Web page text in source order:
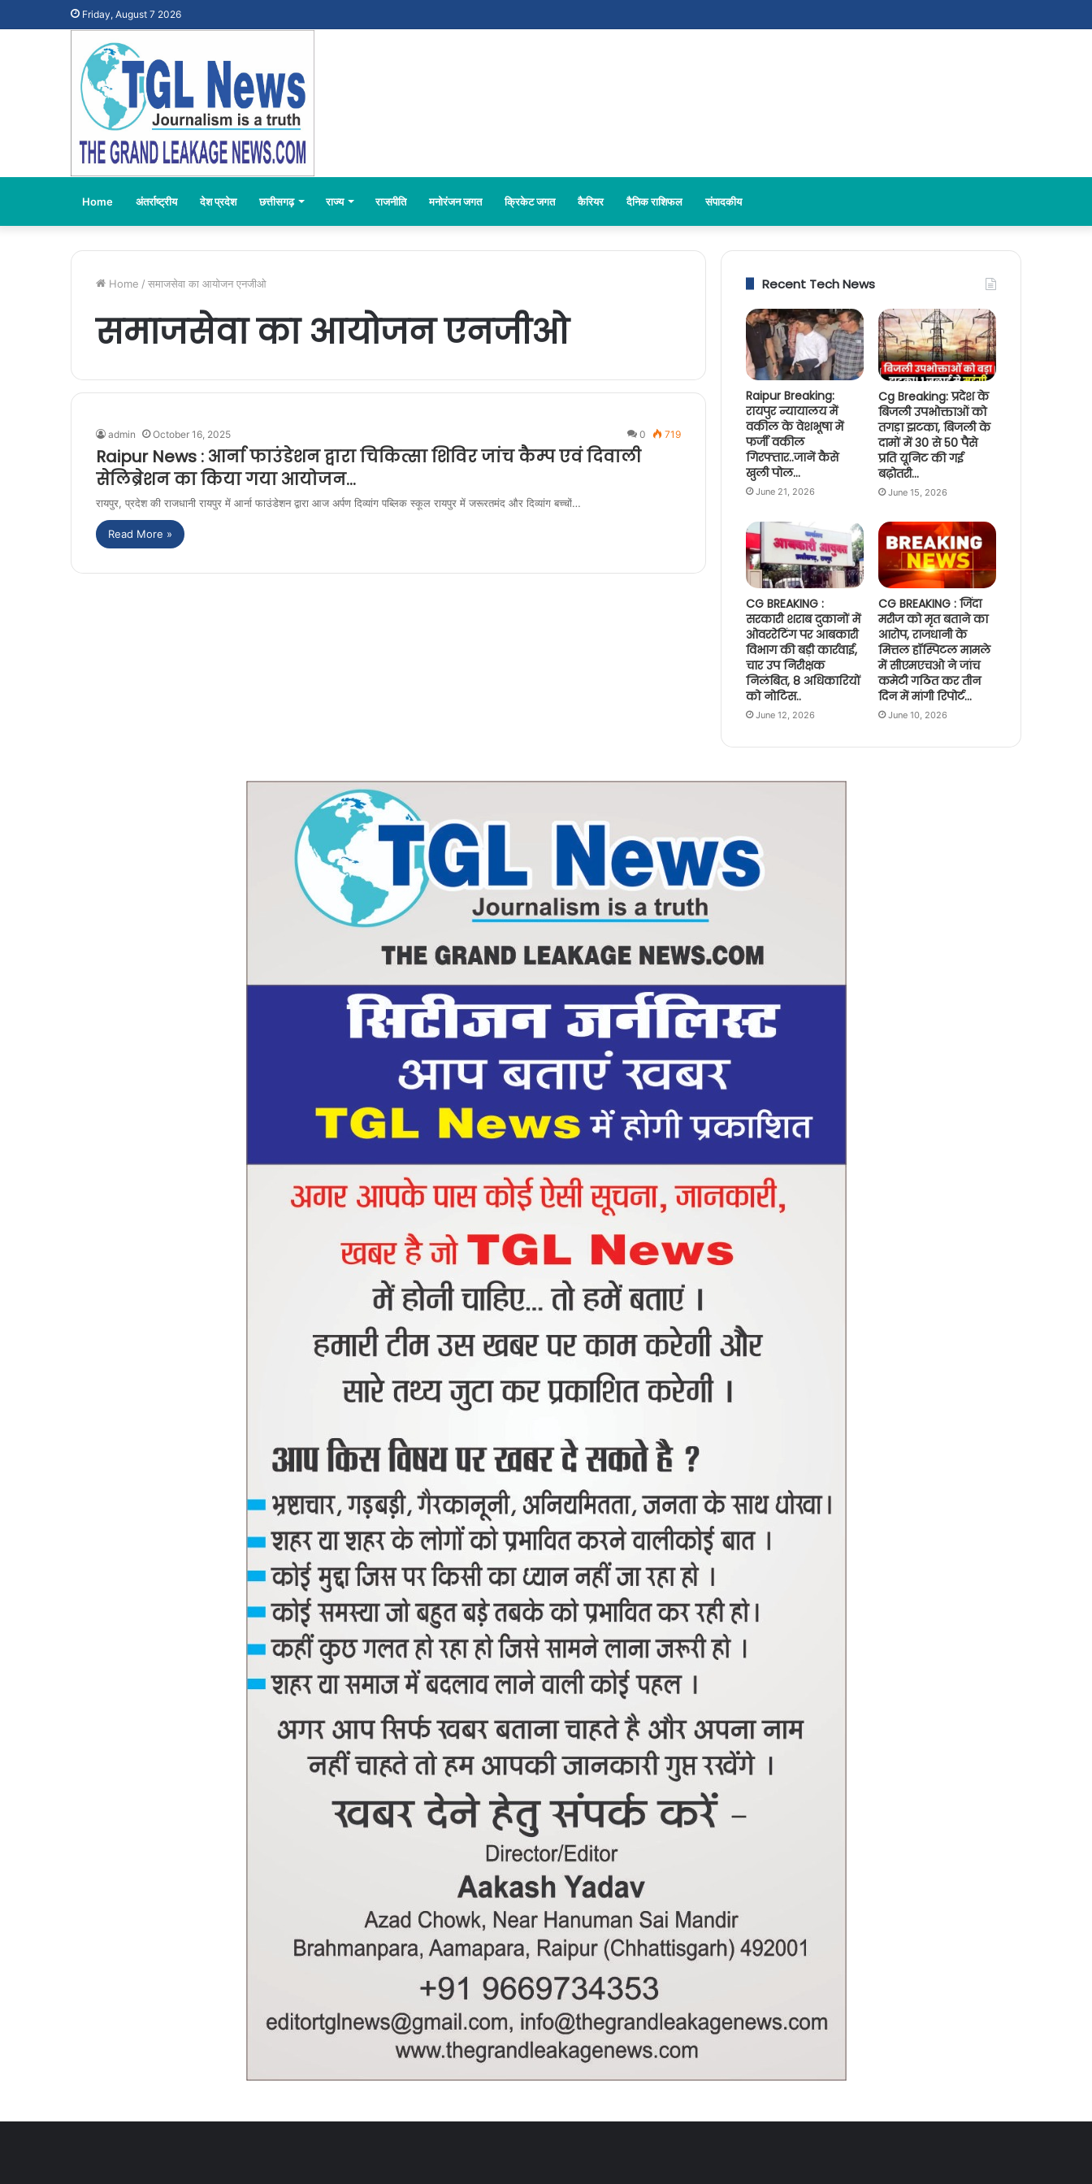
Friday, August 7 2026
Home अंतर्राष्ट्रीय देश प्रदेश छत्तीसगढ़ राज्य राजनीति मनोरंजन जगत क्रिकेट जगत कैरियर दैनिक राशिफल संपादकीय
Home / समाजसेवा का आयोजन एनजीओ
समाजसेवा का आयोजन एनजीओ
admin October 16, 2025 0 719
Raipur News : आर्ना फाउंडेशन द्वारा चिकित्सा शिविर जांच कैम्प एवं दिवाली
सेलिब्रेशन का किया गया आयोजन…
रायपुर, प्रदेश की राजधानी रायपुर में आर्ना फाउंडेशन द्वारा आज अर्पण दिव्यांग पब्लिक स्कूल रायपुर में जरूरतमंद और दिव्यांग बच्चों…
Read More »
Recent Tech News
Raipur Breaking:
रायपुर न्यायालय में
वकील के वेशभूषा में
फर्जी वकील
गिरफ्तार..जानें कैसे
खुली पोल…
June 21, 2026
Cg Breaking: प्रदेश के
बिजली उपभोक्ताओं को
तगड़ा झटका, बिजली के
दामों में 30 से 50 पैसे
प्रति यूनिट की गई
बढ़ोतरी…
June 15, 2026
CG BREAKING :
सरकारी शराब दुकानों में
ओवररेटिंग पर आबकारी
विभाग की बड़ी कार्रवाई,
चार उप निरीक्षक
निलंबित, 8 अधिकारियों
को नोटिस..
June 12, 2026
CG BREAKING : जिंदा
मरीज को मृत बताने का
आरोप, राजधानी के
मित्तल हॉस्पिटल मामले
में सीएमएचओ ने जांच
कमेटी गठित कर तीन
दिन में मांगी रिपोर्ट…
June 10, 2026